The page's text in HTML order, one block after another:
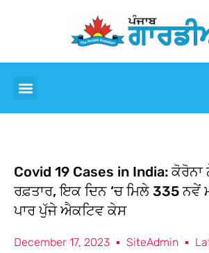
Covid 19 Cases in India: ਕੋਰੋਨਾ
ਰਫ਼ਤਾਰ, ਇਕ ਦਿਨ ‘ਚ ਮਿਲੇ 335 ਨਵੇਂ
ਪਾਰ ਪੁੱਜੇ ਐਕਟਿਵ ਕੇਸ
December 17, 2023 SiteAdmin